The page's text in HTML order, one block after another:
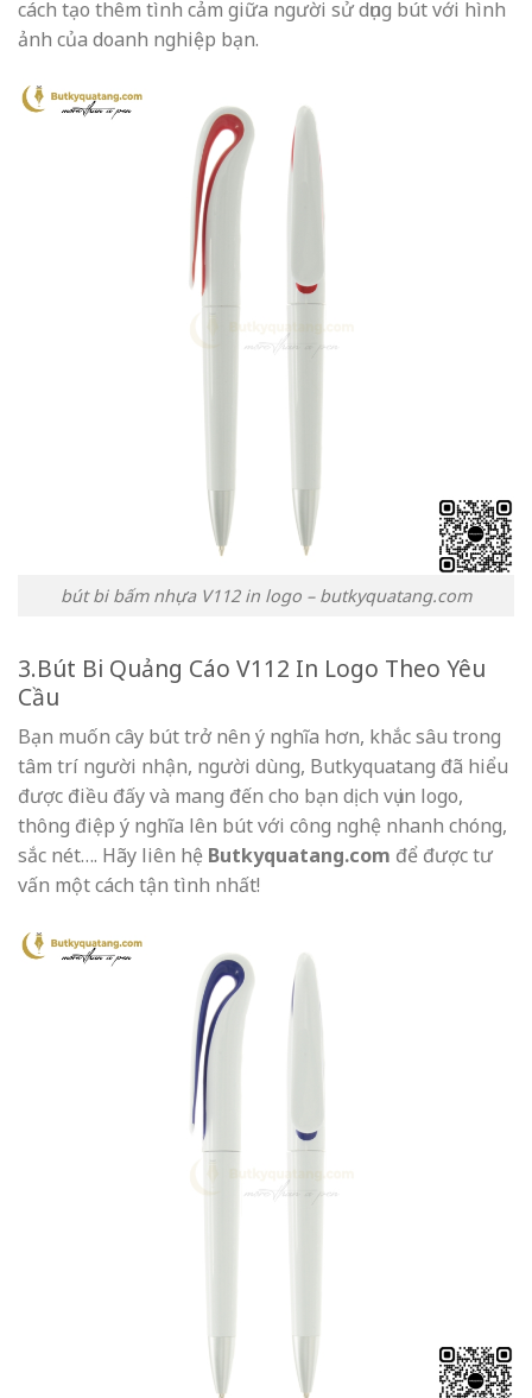
cách tạo thêm tình cảm giữa người sử dụng bút với hình
ảnh của doanh nghiệp bạn.
bút bi bấm nhựa V112 in logo – butkyquatang.com
3.Bút Bi Quảng Cáo V112 In Logo Theo Yêu
Cầu
Bạn muốn cây bút trở nên ý nghĩa hơn, khắc sâu trong
tâm trí người nhận, người dùng, Butkyquatang đã hiểu
được điều đấy và mang đến cho bạn dịch vụ in logo,
thông điệp ý nghĩa lên bút với công nghệ nhanh chóng,
sắc nét…. Hãy liên hệ Butkyquatang.com để được tư
vấn một cách tận tình nhất!